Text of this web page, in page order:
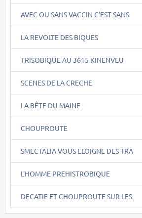
AVEC OU SANS VACCIN C'EST SANS
LA REVOLTE DES BIQUES
TRISOBIQUE AU 3615 KINENVEU
SCENES DE LA CRECHE
LA BÊTE DU MAINE
CHOUPROUTE
SMECTALIA VOUS ELOIGNE DES TRA
L'HOMME PREHISTROBIQUE
DECATIE ET CHOUPROUTE SUR LES